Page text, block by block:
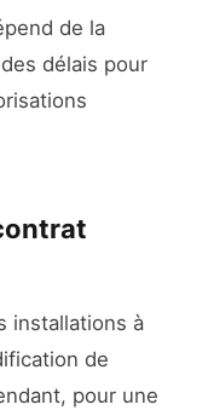
de la
délais pour
installations à
de
pour une